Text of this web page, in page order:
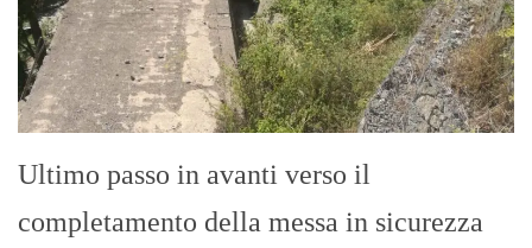
Ultimo passo in avanti verso il
completamento della messa in sicurezza